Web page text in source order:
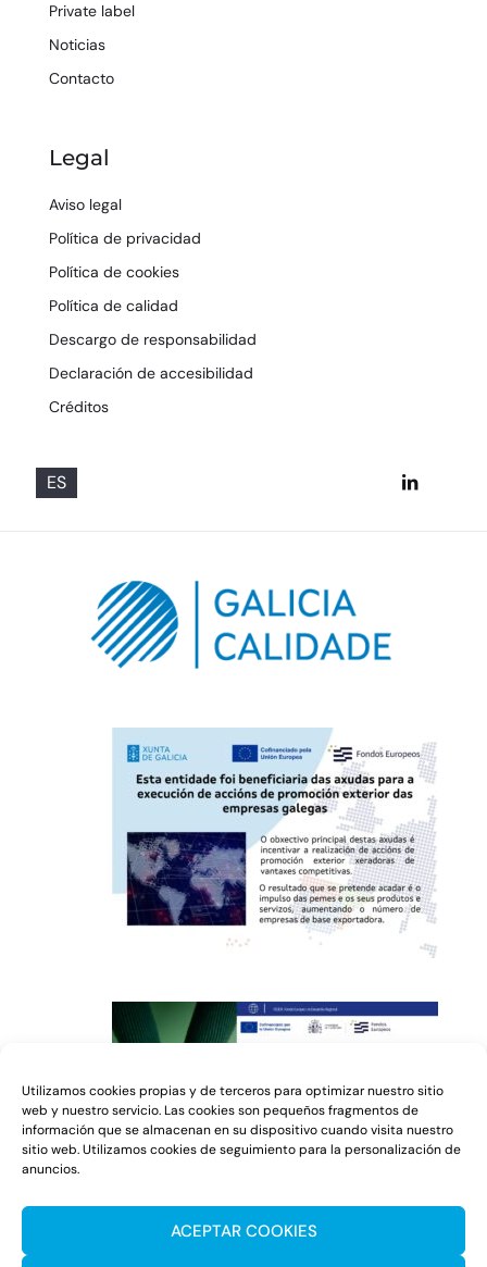
Utilizamos cookies propias y de terceros para optimizar nuestro sitio
web y nuestro servicio. Las cookies son pequeños fragmentos de
información que se almacenan en su dispositivo cuando visita nuestro
sitio web. Utilizamos cookies de seguimiento para la personalización de
anuncios.
ACEPTAR COOKIES
Private label
Noticias
Contacto
Legal
Aviso legal
Política de privacidad
Política de cookies
Política de calidad
Descargo de responsabilidad
Declaración de accesibilidad
Créditos
ES